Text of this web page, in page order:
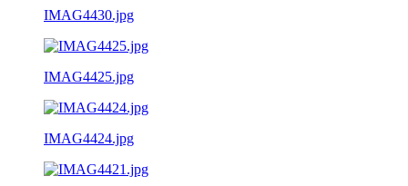
IMAG4430.jpg
IMAG4425.jpg
IMAG4424.jpg